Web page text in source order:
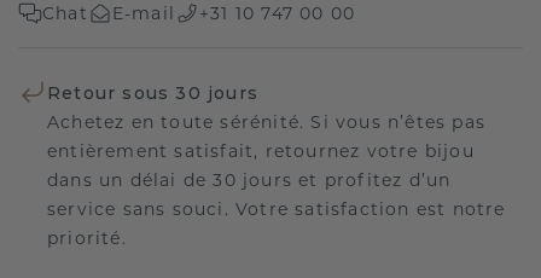
Chat E-mail +31 10 747 00 00
Retour sous 30 jours
Achetez en toute sérénité. Si vous n’êtes pas
entièrement satisfait, retournez votre bijou
dans un délai de 30 jours et profitez d’un
service sans souci. Votre satisfaction est notre
priorité.